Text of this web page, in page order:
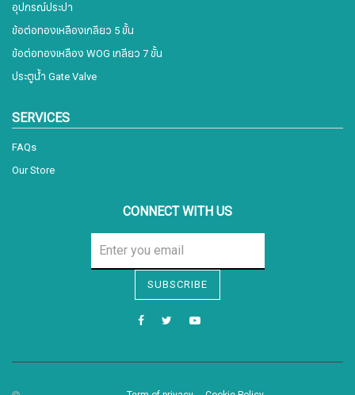
อุปกรณ์ประปา
ข้อต่อทองเหลืองเกลียว 5 ขั้น
ข้อต่อทองเหลือง WOG เกลียว 7 ขั้น
ประตูน้ำ Gate Valve
SERVICES
FAQs
Our Store
CONNECT WITH US
SUBSCRIBE
Sign me up for emails